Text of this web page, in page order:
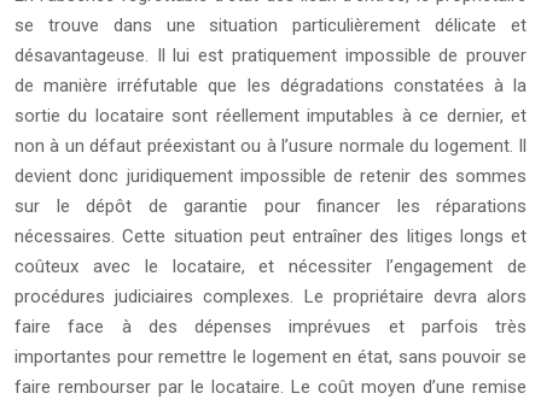
se trouve dans une situation particulièrement délicate et
désavantageuse. Il lui est pratiquement impossible de prouver
de manière irréfutable que les dégradations constatées à la
sortie du locataire sont réellement imputables à ce dernier, et
non à un défaut préexistant ou à l’usure normale du logement. Il
devient donc juridiquement impossible de retenir des sommes
sur le dépôt de garantie pour financer les réparations
nécessaires. Cette situation peut entraîner des litiges longs et
coûteux avec le locataire, et nécessiter l’engagement de
procédures judiciaires complexes. Le propriétaire devra alors
faire face à des dépenses imprévues et parfois très
importantes pour remettre le logement en état, sans pouvoir se
faire rembourser par le locataire. Le coût moyen d’une remise